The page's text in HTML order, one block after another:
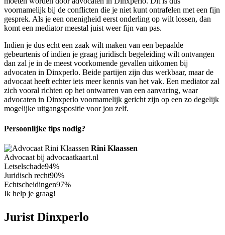
voornamelijk bij de conflicten die je niet kunt ontrafelen met een fijn
gesprek. Als je een onenigheid eerst onderling op wilt lossen, dan
komt een mediator meestal juist weer fijn van pas.
Indien je dus echt een zaak wilt maken van een bepaalde
gebeurtenis of indien je graag juridisch begeleiding wilt ontvangen
dan zal je in de meest voorkomende gevallen uitkomen bij
advocaten in Dinxperlo. Beide partijen zijn dus werkbaar, maar de
advocaat heeft echter iets meer kennis van het vak. Een mediator zal
zich vooral richten op het ontwarren van een aanvaring, waar
advocaten in Dinxperlo voornamelijk gericht zijn op een zo degelijk
mogelijke uitgangspositie voor jou zelf.
Persoonlijke tips nodig?
Rini Klaassen
Advocaat bij advocaatkaart.nl
Letselschade94%
Juridisch recht90%
Echtscheidingen97%
Ik help je graag!
Jurist Dinxperlo